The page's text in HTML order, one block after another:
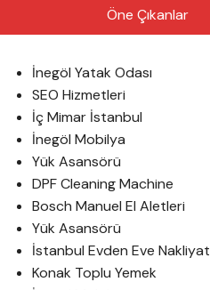
Öne Çıkanlar
İnegöl Yatak Odası
SEO Hizmetleri
İç Mimar İstanbul
İnegöl Mobilya
Yük Asansörü
DPF Cleaning Machine
Bosch Manuel El Aletleri
Yük Asansörü
İstanbul Evden Eve Nakliyat
Konak Toplu Yemek